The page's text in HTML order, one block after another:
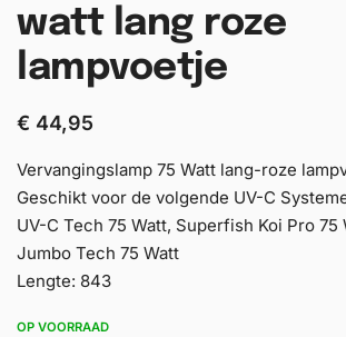
watt lang roze
lampvoetje
€ 44,95
Vervangingslamp 75 Watt lang-roze
Geschikt voor de volgende UV-C
UV-C Tech 75 Watt, Superfish Koi Pro 75
Jumbo Tech 75 Watt
Lengte: 843
OP VOORRAAD